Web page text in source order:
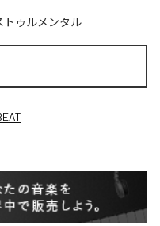
トゥルメンタル